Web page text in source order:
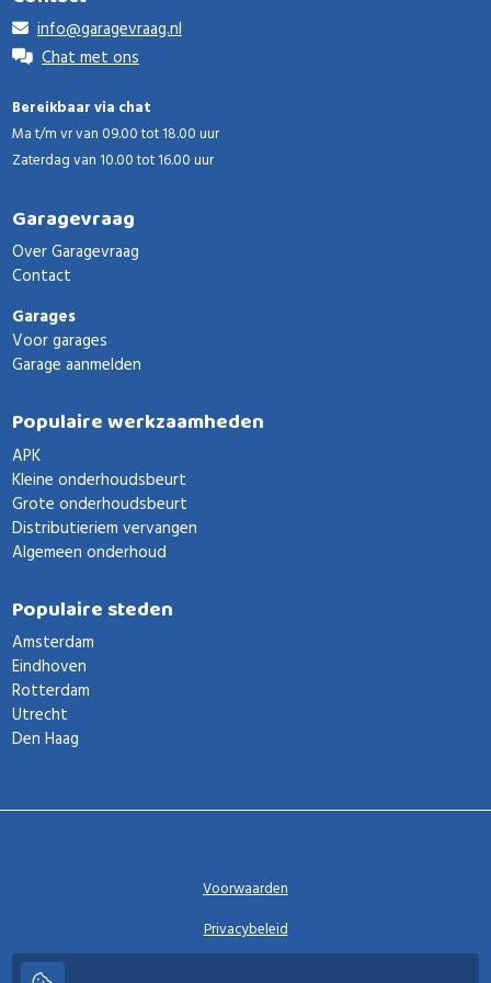
info@garagevraag.nl
Chat met ons
Bereikbaar via chat
Ma t/m vr van 09.00 tot 18.00 uur
Zaterdag van 10.00 tot 16.00 uur
Garagevraag
Over Garagevraag
Contact
Garages
Voor garages
Garage aanmelden
Populaire werkzaamheden
APK
Kleine onderhoudsbeurt
Grote onderhoudsbeurt
Distributieriem vervangen
Algemeen onderhoud
Populaire steden
Amsterdam
Eindhoven
Rotterdam
Utrecht
Den Haag
Voorwaarden
Privacybeleid